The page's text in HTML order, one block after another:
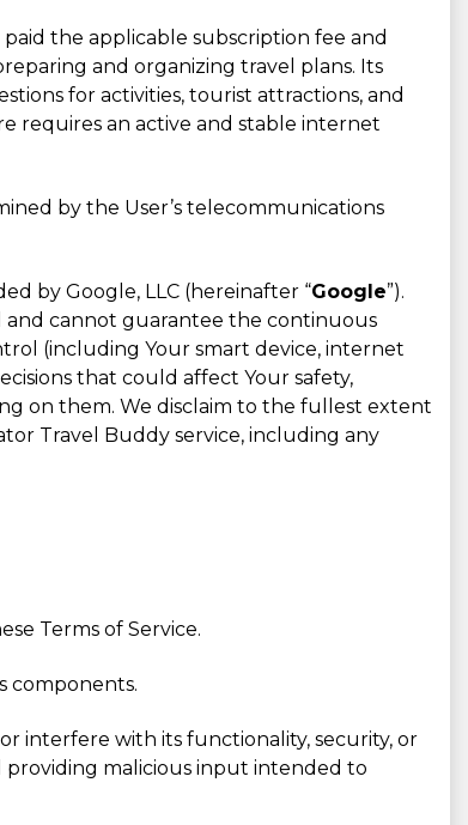
paid the applicable subscription fee and
and organizing travel plans. Its
for activities, tourist attractions, and
requires an active and stable internet
by the User’s telecommunications
by Google, LLC (hereinafter “Google”).
and cannot guarantee the continuous
(including Your smart device, internet
that could affect Your safety,
on them. We disclaim to the fullest extent
Travel Buddy service, including any
Terms of Service.
components.
interfere with its functionality, security, or
providing malicious input intended to